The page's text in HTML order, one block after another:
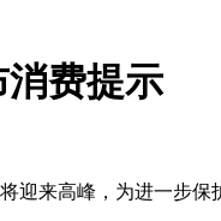
费提示
迎来高峰，为进一步